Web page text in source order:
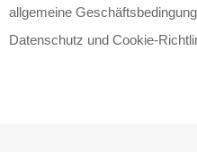
allgemeine
Datenschutz und Cookie-